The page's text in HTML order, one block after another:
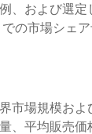
、および選定
の市場シェ
市場規模お
、平均販売